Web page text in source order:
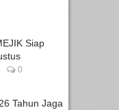
Siap
0
Tahun Jaga